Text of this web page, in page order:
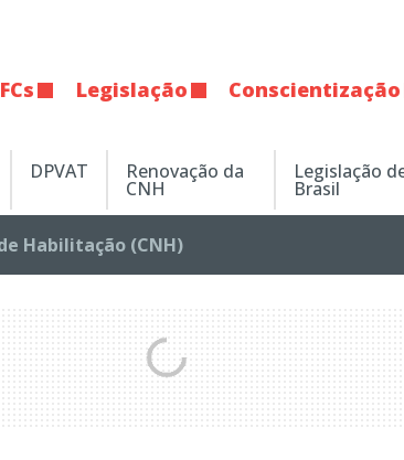
Legislação Conscientização
DPVAT Renovação da
CNH
Legislação
Brasil
Habilitação (CNH)